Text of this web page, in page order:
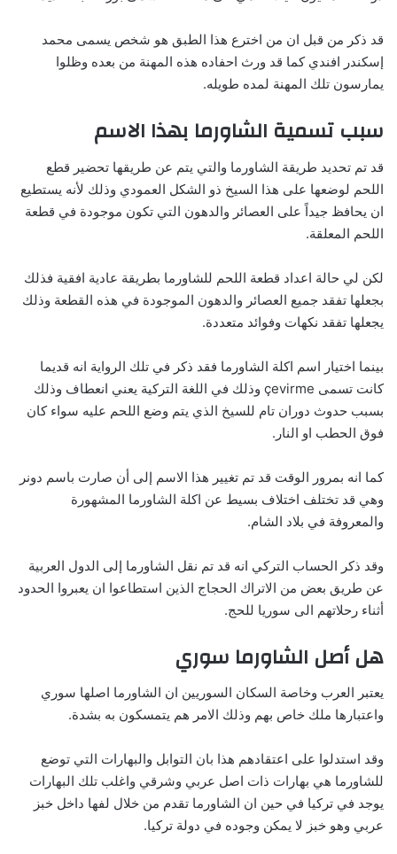
قد ذكر من قبل ان من اخترع هذا الطبق هو شخص يسمى محمد
إسكندر افندي كما قد ورث احفاده هذه المهنة من بعده وظلوا
يمارسون تلك المهنة لمده طويله.
سبب تسمية الشاورما بهذا الاسم
قد تم تحديد طريقة الشاورما والتي يتم عن طريقها تحضير قطع
اللحم لوضعها على هذا السيخ ذو الشكل العمودي وذلك لأنه يستطيع
ان يحافظ جيداً على العصائر والدهون التي تكون موجودة في قطعة
اللحم المعلقة.
لكن لي حالة اعداد قطعة اللحم للشاورما بطريقة عادية افقية فذلك
بجعلها تفقد جميع العصائر والدهون الموجودة في هذه القطعة وذلك
يجعلها تفقد نكهات وفوائد متعددة.
بينما اختيار اسم اكلة الشاورما فقد ذكر في تلك الرواية انه قديما
كانت تسمى çevirme وذلك في اللغة التركية يعني انعطاف وذلك
بسبب حدوث دوران تام للسيخ الذي يتم وضع اللحم عليه سواء كان
فوق الحطب او النار.
كما انه بمرور الوقت قد تم تغيير هذا الاسم إلى أن صارت باسم دونر
وهي قد تختلف اختلاف بسيط عن اكلة الشاورما المشهورة
والمعروفة في بلاد الشام.
وقد ذكر الحساب التركي انه قد تم نقل الشاورما إلى الدول العربية
عن طريق بعض من الاتراك الحجاج الذين استطاعوا ان يعبروا الحدود
أثناء رحلاتهم الى سوريا للحج.
هل أصل الشاورما سوري
يعتبر العرب وخاصة السكان السوريين ان الشاورما اصلها سوري
واعتبارها ملك خاص بهم وذلك الامر هم يتمسكون به بشدة.
وقد استدلوا على اعتقادهم هذا بان التوابل والبهارات التي توضع
للشاورما هي بهارات ذات اصل عربي وشرقي واغلب تلك البهارات
يوجد في تركيا في حين ان الشاورما تقدم من خلال لفها داخل خبز
عربي وهو خبز لا يمكن وجوده في دولة تركيا.